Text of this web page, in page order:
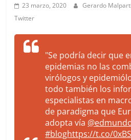
23 marzo, 2020 Gerardo
Twitter
"Se podría decir que
epidemias no las
virólogos y
todo también los
especialistas en
de paradigma que
adopta vía
#bloghttps://t.co/